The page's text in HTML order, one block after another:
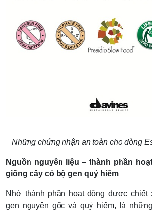
Những chứng nhận an toàn cho dòng
Nguồn nguyên liệu – thành phần
giống cây có bộ gen quý hiếm
Nhờ thành phần hoạt động được chiết
gen nguyên gốc và quý hiếm, là